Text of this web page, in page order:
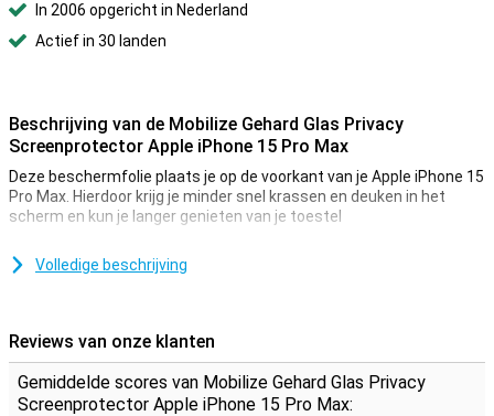
In 2006 opgericht in Nederland
Actief in 30 landen
Beschrijving van de Mobilize Gehard Glas Privacy
Screenprotector Apple iPhone 15 Pro Max
Deze beschermfolie plaats je op de voorkant van je Apple iPhone 15
Pro Max. Hierdoor krijg je minder snel krassen en deuken in het
scherm en kun je langer genieten van je toestel
screenprotector. Deze is gemaakt van gehard glas dus extra
Bescherm je privacy
anderen niet zien wat er op het scherm van je smartphone gebeurt,
maar jij wel!
Volledige beschrijving
Reviews van onze klanten
Gemiddelde scores van Mobilize Gehard Glas Privacy
Screenprotector Apple iPhone 15 Pro Max: